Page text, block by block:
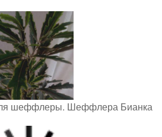
шеффлеры. Шеффлера Бианка